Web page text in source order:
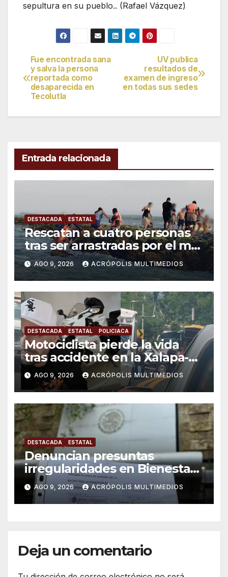
sepultura en su pueblo.. (Rafael Vázquez)
Navegación
de
UV publica
resultados de
examen de ingreso
en todas sus sedes
Fue encontrada sana
y salva la persona
reportada como
desaparecida en
Tecolutla
Entrada relacionada
DESTACADA ESTATAL
Rescatan a cuatro personas
tras ser arrastradas por el mar
en Chachalacas
AGO 9, 2026 ACRÓPOLIS MULTIMEDIOS
DESTACADA ESTATAL POLICIACA
Motociclista pierde la vida
tras accidente en la Xalapa-
Veracruz
AGO 9, 2026 ACRÓPOLIS MULTIMEDIOS
DESTACADA ESTATAL
Denuncian presuntas
irregularidades en Bienestar
de Coatepec
AGO 9, 2026 ACRÓPOLIS MULTIMEDIOS
Deja un comentario